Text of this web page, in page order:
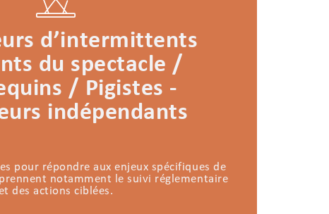
d’intermittents
du spectacle /
/ Pigistes -
indépendants
pour répondre aux enjeux spécifiques de
notamment le suivi réglementaire
des actions ciblées.